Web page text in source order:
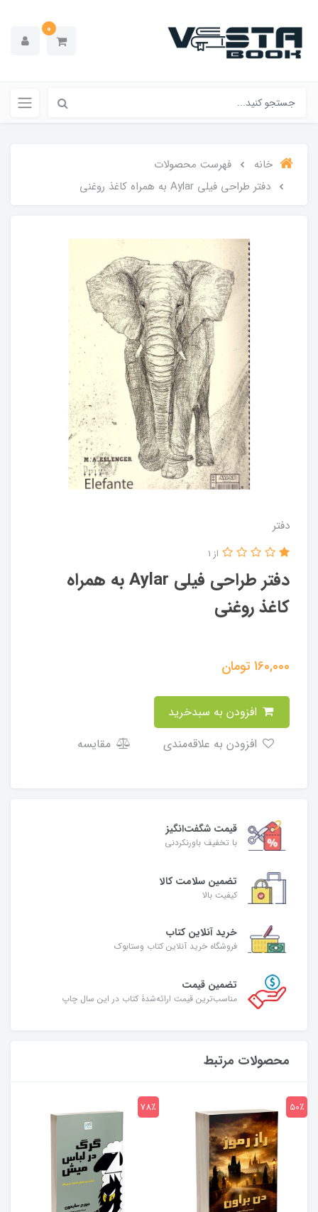
0
خانه
فهرست محصولات
دفتر طراحی فیلی Aylar به همراه کاغذ روغنی
دفتر
دفتر طراحی فیلی Aylar به همراه
کاغذ روغنی
از 1
160,000تومان
مقایسه
قیمت شگفت‌انگیز
با تخفیف باورنکردنی
تضمین سلامت کالا
کیفیت بالا
خرید آنلاین کتاب
فروشگاه خرید آنلاین کتاب وستابوک
تضمین قیمت
مناسب‌ترین قیمت ارائه‌شدۀ کتاب در این سال چاپ
محصولات مرتبط
50٪ 78٪